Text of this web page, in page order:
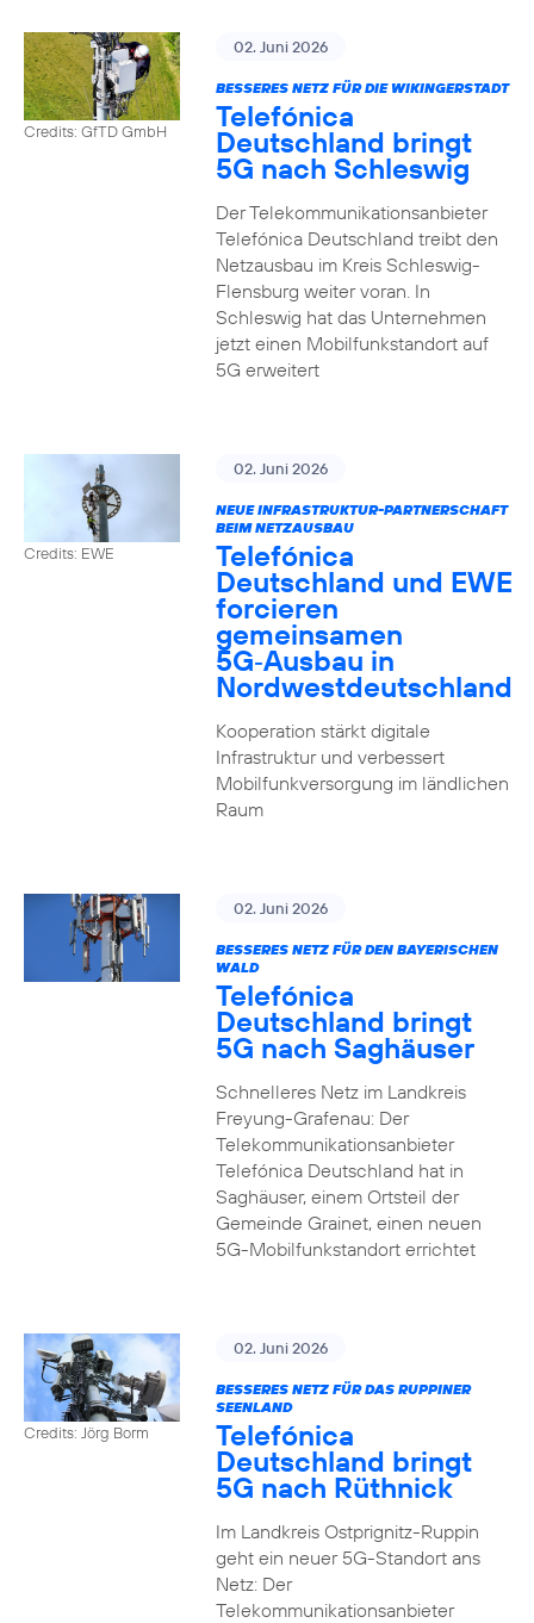
Credits: GfTD GmbH
02. Juni 2026
BESSERES NETZ FÜR DIE WIKINGERSTADT
Telefónica
Deutschland bringt
5G nach Schleswig
Der Telekommunikationsanbieter
Telefónica Deutschland treibt den
Netzausbau im Kreis Schleswig-
Flensburg weiter voran. In
Schleswig hat das Unternehmen
jetzt einen Mobilfunkstandort auf
5G erweitert
Credits: EWE
02. Juni 2026
NEUE INFRASTRUKTUR-PARTNERSCHAFT
BEIM NETZAUSBAU
Telefónica
Deutschland und EWE
forcieren
gemeinsamen
5G‑Ausbau in
Nordwestdeutschland
Kooperation stärkt digitale
Infrastruktur und verbessert
Mobilfunkversorgung im ländlichen
Raum
02. Juni 2026
BESSERES NETZ FÜR DEN BAYERISCHEN
WALD
Telefónica
Deutschland bringt
5G nach Saghäuser
Schnelleres Netz im Landkreis
Freyung-Grafenau: Der
Telekommunikationsanbieter
Telefónica Deutschland hat in
Saghäuser, einem Ortsteil der
Gemeinde Grainet, einen neuen
5G-Mobilfunkstandort errichtet
Credits: Jörg Borm
02. Juni 2026
BESSERES NETZ FÜR DAS RUPPINER
SEENLAND
Telefónica
Deutschland bringt
5G nach Rüthnick
Im Landkreis Ostprignitz-Ruppin
geht ein neuer 5G-Standort ans
Netz: Der
Telekommunikationsanbieter